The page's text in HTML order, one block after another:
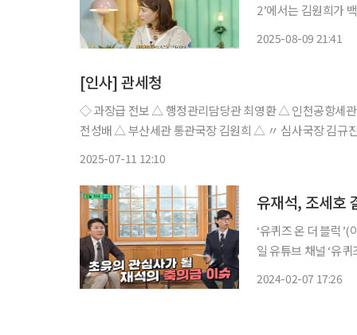
2’에서는 김원희가
2025-08-09 21:41
[인사] 관세청
◇ 과장급 전보 △ 행정관리담당관 최영환 △ 인천공항세
전성배 △ 부산세관 통관국장 김원희 △ 〃 심사국장 김
2025-07-11 12:10
유재석, 조세호
‘유퀴즈 온 더 블럭’(
일 유튜브 채널 ‘유
2024-02-07 17:26